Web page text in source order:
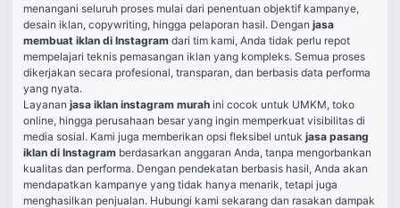
menangani seluruh proses mulai dari penentuan objektif kampanye,
desain iklan, copywriting, hingga pelaporan hasil. Dengan jasa
membuat iklan di Instagram dari tim kami, Anda tidak perlu repot
mempelajari teknis pemasangan iklan yang kompleks. Semua proses
dikerjakan secara profesional, transparan, dan berbasis data performa
yang nyata.
Layanan jasa iklan instagram murah ini cocok untuk UMKM, toko
online, hingga perusahaan besar yang ingin memperkuat visibilitas di
media sosial. Kami juga memberikan opsi fleksibel untuk jasa pasang
iklan di Instagram berdasarkan anggaran Anda, tanpa mengorbankan
kualitas dan performa. Dengan pendekatan berbasis hasil, Anda akan
mendapatkan kampanye yang tidak hanya menarik, tetapi juga
menghasilkan penjualan. Hubungi kami sekarang dan rasakan dampak